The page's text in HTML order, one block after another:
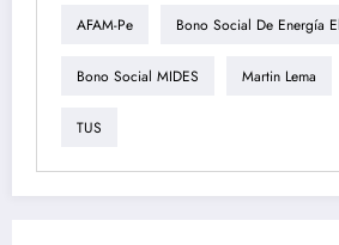
AFAM-Pe Bono Social De Energía
Bono Social MIDES Martin Lema
TUS